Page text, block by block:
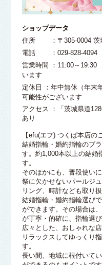
ショップデータ
住所 ：〒305-0004 茨
電話 ：029-828-4094
営業時間 ：11:00～
います
定休日 ：年中無休（年
可能性がございます
アクセス ：「茨城県道
あり
【efu(エフ) つくば本店の
結婚指輪・婚約指輪のブ
す。約1,000本以上の結婚
す。
そのほかにも、普段使い
祭に欠かせないパールジ
リング、時計なども取り扱
結婚指輪・婚約指輪選び
ができます。その場合は
が丁寧・的確に、指輪選
広々とした、おしゃれな
リラックスしてゆっくり
す。
長い間、地域に根付いて